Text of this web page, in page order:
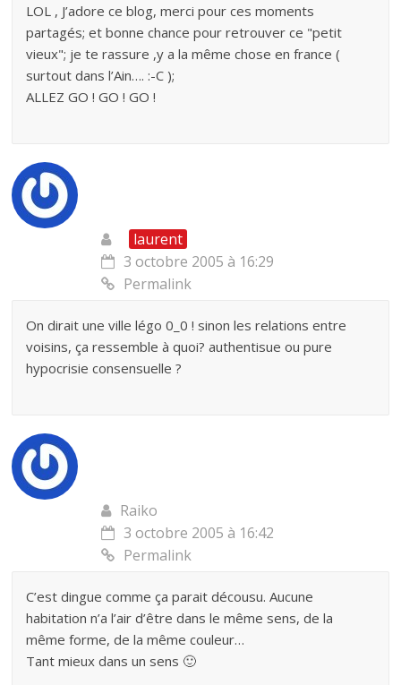
LOL , J’adore ce blog, merci pour ces moments
partagés; et bonne chance pour retrouver ce "petit
vieux"; je te rassure ,y a la même chose en france (
surtout dans l’Ain…. :-C );
ALLEZ GO ! GO ! GO !
laurent
3 octobre 2005 à 16:29
Permalink
On dirait une ville légo 0_0 ! sinon les relations entre
voisins, ça ressemble à quoi? authentisue ou pure
hypocrisie consensuelle ?
Raiko
3 octobre 2005 à 16:42
Permalink
C’est dingue comme ça parait décousu. Aucune
habitation n’a l’air d’être dans le même sens, de la
même forme, de la même couleur…
Tant mieux dans un sens 🙂